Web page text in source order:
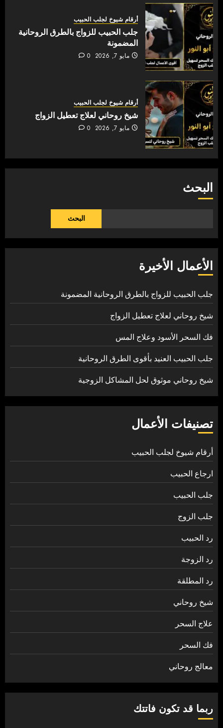
أرقام شيوخ لجلب الحبيب
جلب الحبيب للزواج بالطرق الروحانية
المضمونة
مايو 7, 2026 0
أرقام شيوخ لجلب الحبيب
شيخ روحاني لعلاج تعطيل الزواج
مايو 7, 2026 0
البحث
البحث
الأعمال الأخيرة
جلب الحبيب للزواج بالطرق الروحانية المضمونة
شيخ روحاني لعلاج تعطيل الزواج
فك السحر الأسود وعلاج المس
جلب الحبيب العنيد بأقوى الطرق الروحانية
شيخ روحاني موثوق لحل المشاكل الزوجية
تصنيفات الأعمال
أرقام شيوخ لجلب الحبيب
ارجاع الحبيب
جلب الحبيب
جلب الزوج
رد الحبيب
رد الزوجة
رد المطلقة
شيخ روحاني
علاج السحر
فك السحر
معالج روحاني
ربما قد تكون فاتتك